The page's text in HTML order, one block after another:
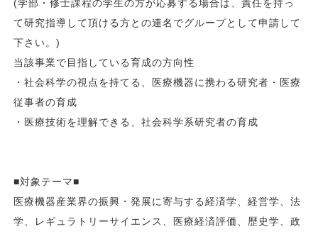
(学部・修士課程の学生の方が応募する場合は、責任を持っ
て研究指導して頂ける方との連名でグループとして申請して
下さい。)
当該事業で目指している育成の方向性
・社会科学の視点を持てる、医療機器に携わる研究者・医療
従事者の育成
・医療技術を理解できる、社会科学系研究者の育成
■対象テーマ■
医療機器産業界の振興・発展に寄与する経済学、経営学、法
学、レギュラトリーサイエンス、医療経済評価、歴史学、政